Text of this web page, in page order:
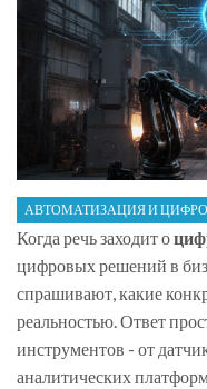
АВТОМАТИЗАЦИЯ И
Когда речь заходит о
цифровых решений в
спрашивают, какие
реальностью. Ответ
инструментов - от
аналитических